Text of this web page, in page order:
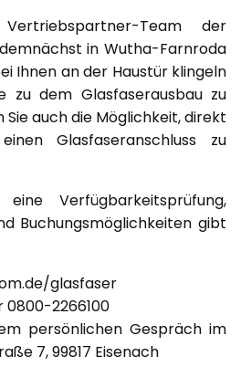
Team der
in Wutha-Farnroda
Ihnen an der Haustür klingeln
zu dem Glasfaserausbau zu
auch die Möglichkeit, direkt
Glasfaseranschluss zu
Verfügbarkeitsprüfung,
Buchungsmöglichkeiten gibt
glasfaser
2266100
Gespräch im
7, 99817 Eisenach